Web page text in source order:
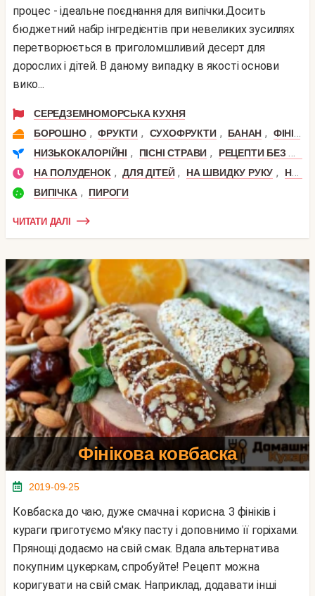
процес - ідеальне поєднання для випічки.Досить
бюджетний набір інгредієнтів при невеликих зусиллях
перетворюється в приголомшливий десерт для
дорослих і дітей. В даному випадку в якості основи
вико...
СЕРЕДЗЕМНОМОРСЬКА КУХНЯ
БОРОШНО , ФРУКТИ , СУХОФРУКТИ , БАНАН ,
ФІНІК
НИЗЬКОКАЛОРІЙНІ , ПІСНІ СТРАВИ ,
РЕЦЕПТИ БЕЗ ШКОДИ
НА ПОЛУДЕНОК , ДЛЯ ДІТЕЙ , НА ШВИДКУ РУКУ ,
НА СНІДАНОК
ВИПІЧКА , ПИРОГИ
ЧИТАТИ ДАЛІ
Фінікова ковбаска
2019-09-25
Ковбаска до чаю, дуже смачна і корисна. З фініків і
кураги приготуємо м'яку пасту і доповнимо її горіхами.
Прянощі додаємо на свій смак. Вдала альтернатива
покупним цукеркам, спробуйте! Рецепт можна
коригувати на свій смак. Наприклад, додавати інші